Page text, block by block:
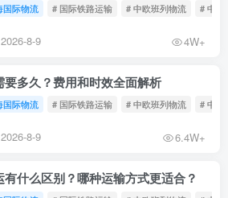
国际物流 # 国际铁路运输 # 中欧班列物流 # 中欧
2026-8-9 4W+
多久？费用和时效全面解析
国际物流 # 国际铁路运输 # 中欧班列物流 # 中欧
2026-8-9 6.4W+
什么区别？哪种运输方式更适合？